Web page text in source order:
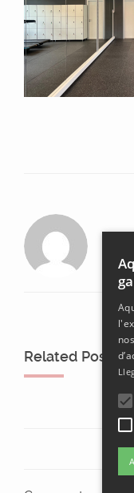
laura
Related Posts